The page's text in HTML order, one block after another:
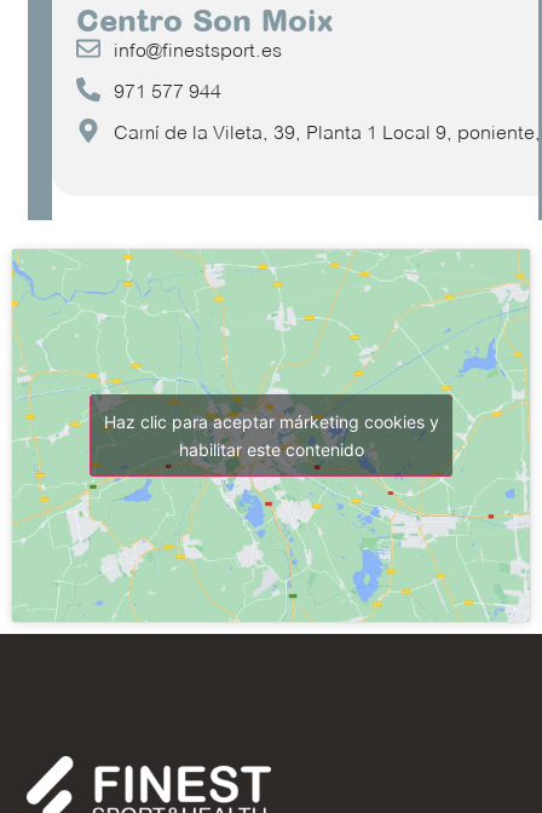
Centro Son Moix
info@finestsport.es
971 577 944
Camí de la Vileta, 39, Planta 1 Local 9,
Haz clic para aceptar márketing cookies y
habilitar este contenido